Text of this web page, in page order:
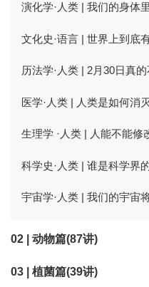
演化学·人类 | 我们的身体
文化史·语言 | 世界上到底
历法学·人类 | 2月30日真
医学·人类 | 人类是如何消
生理学 ·人类 | 人能不能修
科学史·人类 | 谁是科学界
宇宙学·人类 | 我们的宇宙
02 | 动物篇(87讲)
从分类学、行为学、生理学、
的动物世界。
03 | 植菌篇(39讲)